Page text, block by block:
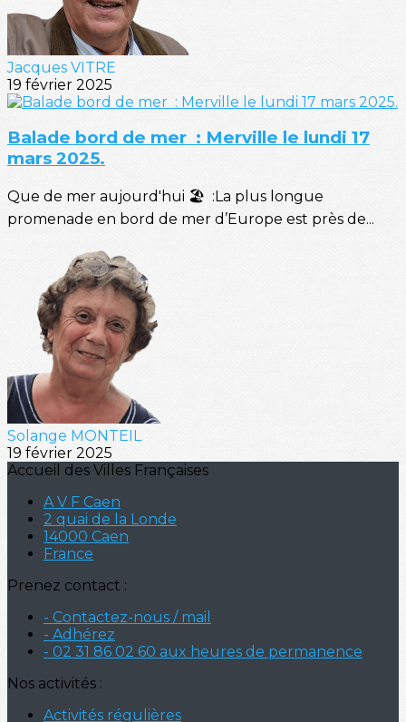
Jacques VITRE
19 février 2025
Balade bord de mer : Merville le lundi 17
mars 2025.
Que de mer aujourd'hui 🏖️ :La plus longue
promenade en bord de mer d’Europe est près de...
Solange MONTEIL
19 février 2025
Accueil des Villes Françaises
A V F Caen
2 quai de la Londe
14000 Caen
France
Prenez contact :
- Contactez-nous / mail
- Adhérez
- 02 31 86 02 60 aux heures de permanence
Nos activités :
Activités régulières